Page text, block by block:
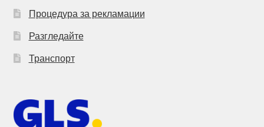
Процедура за рекламации
Разгледайте
Транспорт